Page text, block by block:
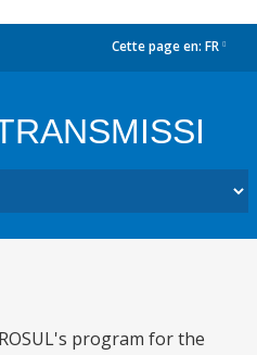
Cette page en: FR
program for the